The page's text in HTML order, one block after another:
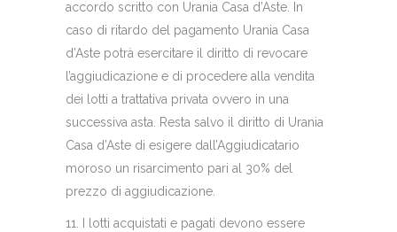
accordo scritto con Urania Casa d’Aste. In
caso di ritardo del pagamento Urania Casa
d’Aste potrà esercitare il diritto di revocare
l’aggiudicazione e di procedere alla vendita
dei lotti a trattativa privata ovvero in una
successiva asta. Resta salvo il diritto di Urania
Casa d’Aste di esigere dall’Aggiudicatario
moroso un risarcimento pari al 30% del
prezzo di aggiudicazione.
11. I lotti acquistati e pagati devono essere